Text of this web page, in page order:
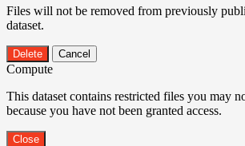
Files will not be removed from previously
dataset.
Delete Cancel
Compute
This dataset contains restricted files you may
because you have not been granted access.
Close